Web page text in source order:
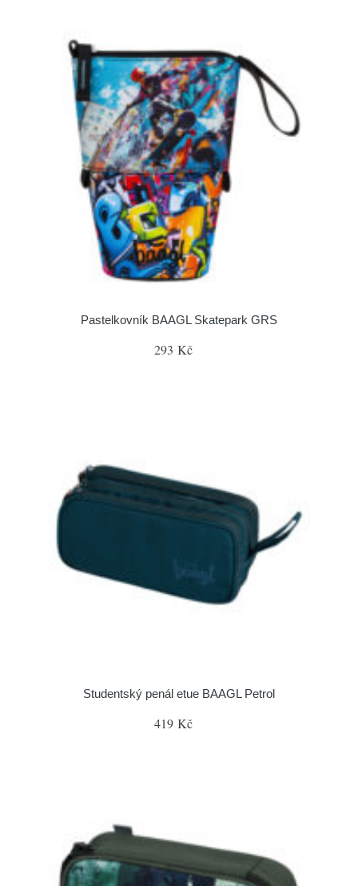
Pastelkovník BAAGL Skatepark GRS
293 Kč
Studentský penál etue BAAGL Petrol
419 Kč